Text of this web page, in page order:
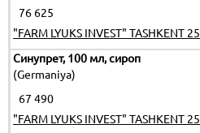
76 625
"FARM LYUKS INVEST" TASHKENT 25
Синупрет, 100 мл, сироп
(Germaniya)
67 490
"FARM LYUKS INVEST" TASHKENT 25